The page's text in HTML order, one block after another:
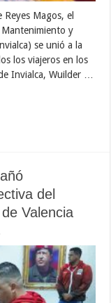
Magos, el
y
se unió a la
los viajeros en los
Invialca, Wuilder …
del
Valencia